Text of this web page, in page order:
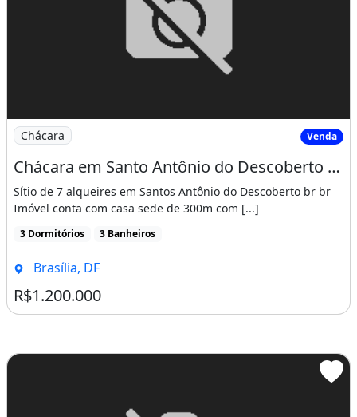
Imagem: Chácara em Santo Antônio do Descoberto
Chácara Venda
Chácara em Santo Antônio do Descoberto 7 Alqueires Avalia
Sítio de 7 alqueires em Santos Antônio do Descoberto br br
Imóvel conta com casa sede de 300m com [...]
3 Dormitórios 3 Banheiros
Brasília, DF
R$1.200.000